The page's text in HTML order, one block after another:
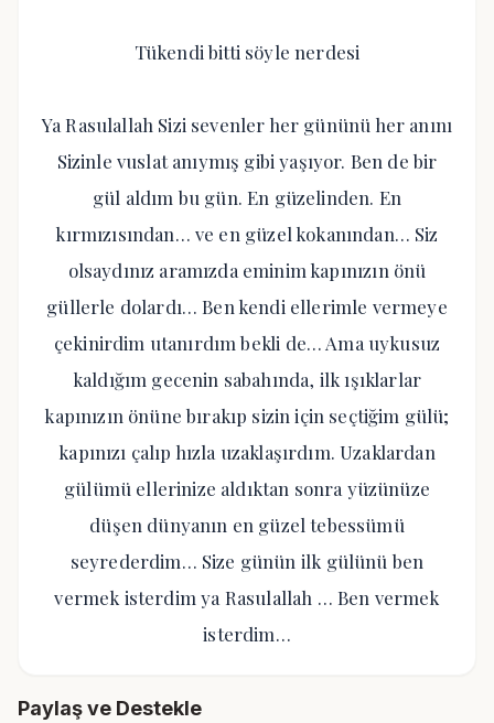
Tükendi bitti söyle nerdesi
Ya Rasulallah Sizi sevenler her gününü her anını
Sizinle vuslat anıymış gibi yaşıyor. Ben de bir
gül aldım bu gün. En güzelinden. En
kırmızısından… ve en güzel kokanından… Siz
olsaydınız aramızda eminim kapınızın önü
güllerle dolardı… Ben kendi ellerimle vermeye
çekinirdim utanırdım bekli de… Ama uykusuz
kaldığım gecenin sabahında, ilk ışıklarlar
kapınızın önüne bırakıp sizin için seçtiğim gülü;
kapınızı çalıp hızla uzaklaşırdım. Uzaklardan
gülümü ellerinize aldıktan sonra yüzünüze
düşen dünyanın en güzel tebessümü
seyrederdim… Size günün ilk gülünü ben
vermek isterdim ya Rasulallah … Ben vermek
isterdim…
Paylaş ve Destekle